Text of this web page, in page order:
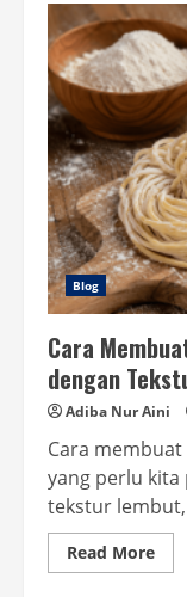
Mie
Jadi
Mie
Blog
Cara
dengan
Adiba Nur Aini
Cara
yang perlu kita
tekstur lembut,
Read MoreRead
more